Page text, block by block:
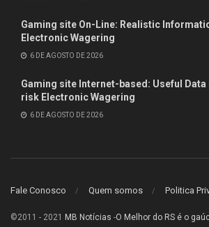
Gaming site On-Line: Realistic
Electronic Wagering
6 DE AGOSTO DE 2026
Gaming site Internet-based: Useful
risk Electronic Wagering
6 DE AGOSTO DE 2026
Fale Conosco Quem somos Politica
©2011 - 2021 MB Notícias -O Melhor do RS é o